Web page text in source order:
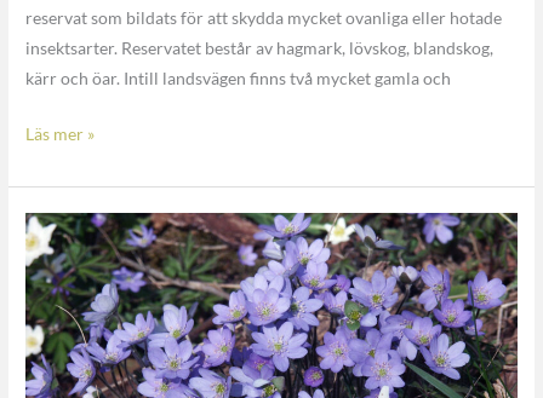
reservat som bildats för att skydda mycket ovanliga eller hotade
insektsarter. Reservatet består av hagmark, lövskog, blandskog,
kärr och öar. Intill landsvägen finns två mycket gamla och
Läs mer »
Reservat
Ramsås
huvud